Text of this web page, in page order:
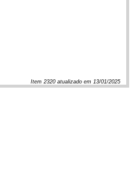
Item2320 atualizado em 13/01/2025